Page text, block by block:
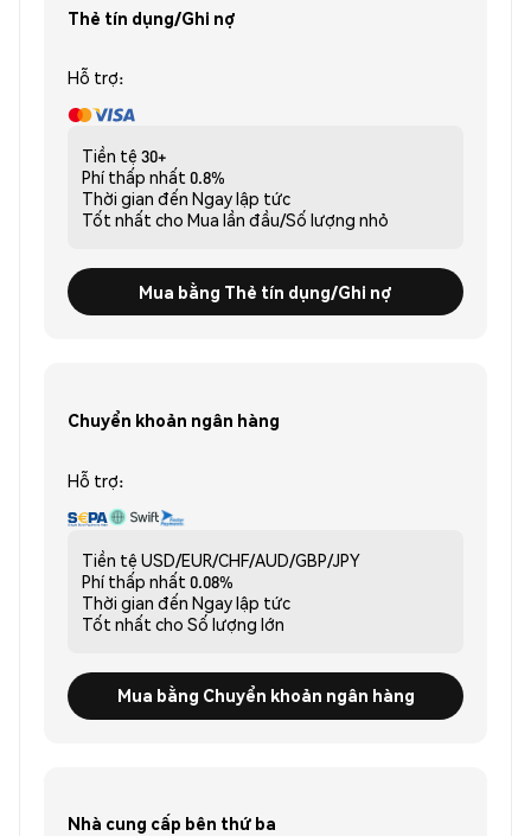
Thẻ tín dụng/Ghi nợ
Hỗ trợ:
Tiền tệ 30+
Phí thấp nhất 0.8%
Thời gian đến Ngay lập tức
Tốt nhất cho Mua lần đầu/Số lượng nhỏ
Mua bằng Thẻ tín dụng/Ghi nợ
Chuyển khoản ngân hàng
Hỗ trợ:
Tiền tệ USD/EUR/CHF/AUD/GBP/JPY
Phí thấp nhất 0.08%
Thời gian đến Ngay lập tức
Tốt nhất cho Số lượng lớn
Mua bằng Chuyển khoản ngân hàng
Nhà cung cấp bên thứ ba